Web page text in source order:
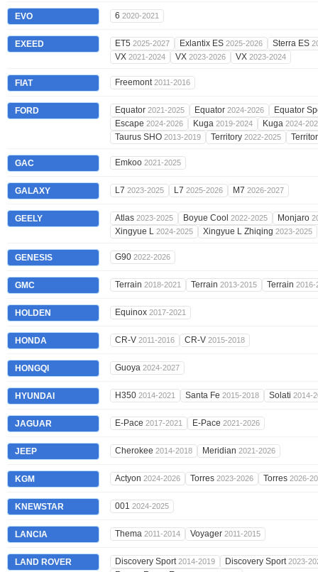
EVO 6 2020-2021
EXEED ET5 2025-2027 Exlantix ES 2025-2026 Sterra ES
VX 2021-2024 VX 2023-2026 VX 2023-2024
FIAT Freemont2011-2016
FORD Equator 2021-2025 Equator 2024-2026
Equator
Escape 2024-2026 Kuga 2019-2024 Kuga 2024-
Taurus SHO 2013-2019 Territory 2022-2025
GAC Emkoo 2021-2025
GALAXY L7 2023-2025 L7 2025-2026 M7 2026-2027
GEELY Atlas 2023-2025 Boyue Cool 2022-2025 Monjaro
Xingyue L 2024-2025 Xingyue L Zhiqing 2023-2025
GENESIS G90 2022-2026
GMC Terrain 2018-2021 Terrain 2013-2015 Terrain 2016-
HOLDEN Equinox 2017-2021
HONDA CR-V 2011-2016 CR-V 2015-2018
HONGQI Guoya 2024-2027
HYUNDAI H350 2014-2021 Santa Fe 2015-2018 Solati 2014-
JAGUAR E-Pace 2017-2021 E-Pace 2021-2026
JEEP Cherokee 2014-2018 Meridian 2021-2026
KGM Actyon 2024-2026 Torres 2023-2026 Torres 2026-
KNEWSTAR 001 2024-2025
LANCIA Thema 2011-2014 Voyager 2011-2015
LAND ROVER Discovery Sport2014-2019 Discovery Sport2023-